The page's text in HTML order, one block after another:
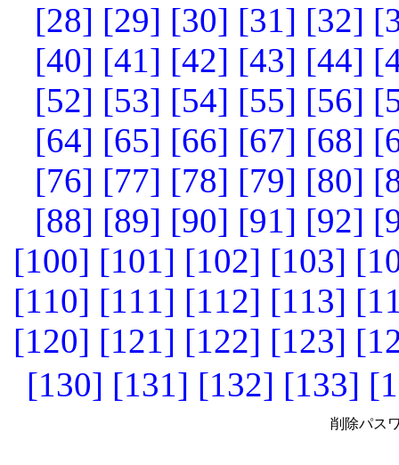
[28] [29] [30] [31] [32]
[40] [41] [42] [43] [44]
[52] [53] [54] [55] [56]
[64] [65] [66] [67] [68]
[76] [77] [78] [79] [80]
[88] [89] [90] [91] [92]
[100] [101] [102] [103]
[110] [111] [112] [113]
[120] [121] [122] [123]
[130] [131] [132] [133]
削除パス